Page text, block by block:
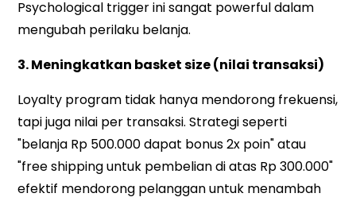
Psychological trigger ini sangat powerful dalam
mengubah perilaku belanja.
3. Meningkatkan basket size (nilai transaksi)
Loyalty program tidak hanya mendorong frekuensi,
tapi juga nilai per transaksi. Strategi seperti
"belanja Rp 500.000 dapat bonus 2x poin" atau
"free shipping untuk pembelian di atas Rp 300.000"
efektif mendorong pelanggan untuk menambah